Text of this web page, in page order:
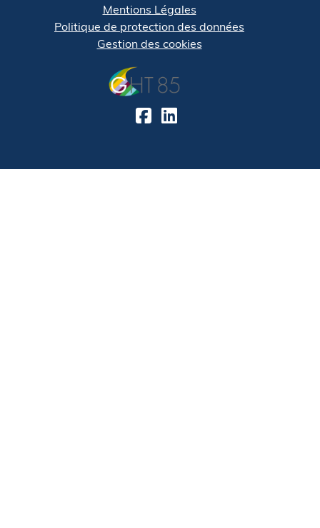
Mentions Légales
Politique de protection des données
Gestion des cookies